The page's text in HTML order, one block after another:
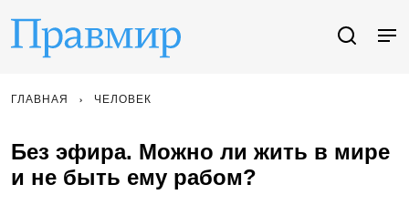
ГЛАВНАЯ ЧЕЛОВЕК
Без эфира. Можно ли жить в мире
и не быть ему рабом?